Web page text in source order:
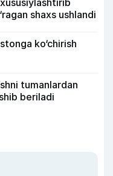
shaxs ushlandi
ko‘chirish
tumanlardan
beriladi